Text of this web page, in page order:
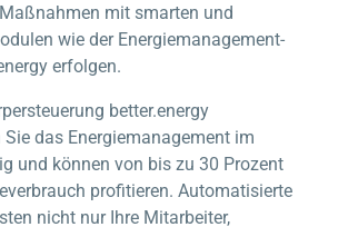
mit smarten und
wie der Energiemanagement-
erfolgen.
better.energy
das Energiemanagement im
und können von bis zu 30 Prozent
profitieren. Automatisierte
nicht nur Ihre Mitarbeiter,